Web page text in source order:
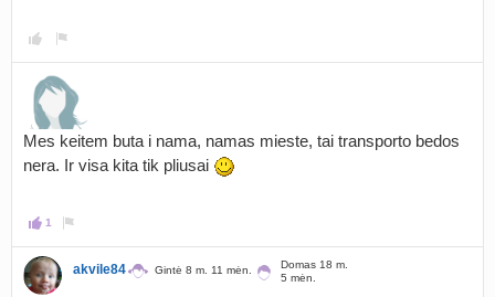
Mes keitem buta i nama, namas mieste, tai transporto bedos
nera. Ir visa kita tik pliusai
1
akvile84 Gintė 8 m. 11 mėn.
Domas 18 m.
5 mėn.